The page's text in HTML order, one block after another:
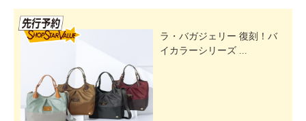
ラ・バガジェリー 復刻！バ
イカラーシリーズ ...